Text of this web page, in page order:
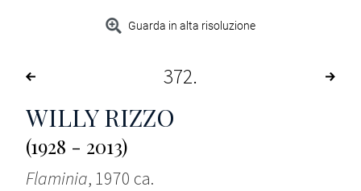
Guarda in alta risoluzione
372
WILLY RIZZO
(1928 - 2013)
Flaminia, 1970 ca.